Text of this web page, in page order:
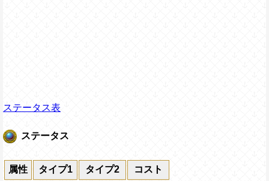
ステータス表
ステータス
属性 タイプ1 タイプ2 コスト